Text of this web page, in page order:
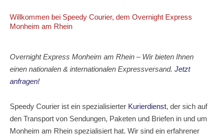
Willkommen bei Speedy Courier, dem Overnight Express
Monheim am Rhein
Overnight Express Monheim am Rhein – Wir bieten Ihnen
einen nationalen & internationalen Expressversand. Jetzt
anfragen!
Speedy Courier ist ein spezialisierter Kurierdienst, der sich auf
den Transport von Sendungen, Paketen und Briefen in und um
Monheim am Rhein spezialisiert hat. Wir sind ein erfahrener